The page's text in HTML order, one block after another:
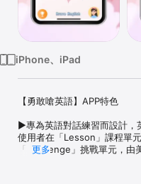
iPhone、iPad
【勇敢嗆英語】APP特色
►專為英語對話練習而設計，
使用者在「Lesson」課程單
「Challenge」挑戰單元，由
更多